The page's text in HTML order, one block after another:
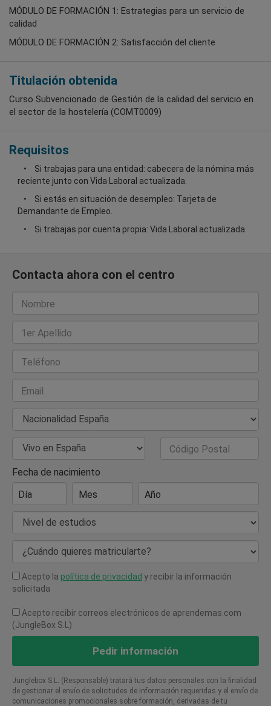
MÓDULO DE FORMACIÓN 1: Estrategias para un servicio de
calidad
MÓDULO DE FORMACIÓN 2: Satisfacción del cliente
Titulación obtenida
Curso Subvencionado de Gestión de la calidad del servicio en
el sector de la hostelería (COMT0009)
Requisitos
Si trabajas para una entidad: cabecera de la nómina más
reciente junto con Vida Laboral actualizada.
Si estás en situación de desempleo: Tarjeta de
Demandante de Empleo.
Si trabajas por cuenta propia: Vida Laboral actualizada.
Contacta ahora con el centro
Nombre
1er Apellido
Teléfono
Email
Nacionalidad
País de Residencia
Código Postal
Fecha de nacimiento
Día
Mes Año
Nivel de estudios
¿Cuándo quieres matricularte?
Acepto la política de privacidad y recibir la información
solicitada
Acepto recibir correos electrónicos de aprendemas.com
(JungleBox S.L)
Pedir información
Junglebox S.L. (Responsable) tratará tus datos personales con la finalidad
de gestionar el envío de solicitudes de información requeridas y el envío de
comunicaciones promocionales sobre formación, derivadas de tu